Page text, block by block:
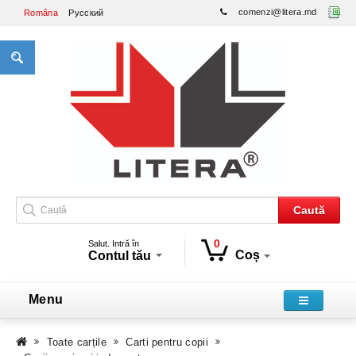
Româna Русский comenzi@litera.md
Caută
Salut. Intră în
Contul tău
0
Coș
Menu
Toate carțile
Carti pentru copii